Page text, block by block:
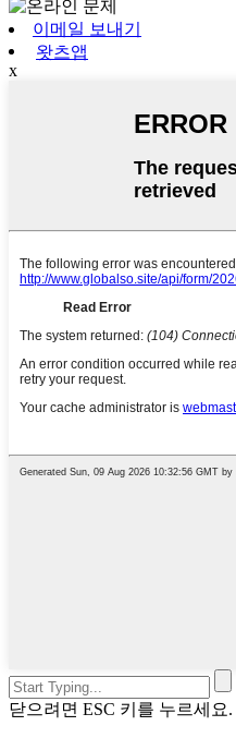
이메일 보내기
왓츠앱
x
닫으려면 ESC 키를 누르세요.